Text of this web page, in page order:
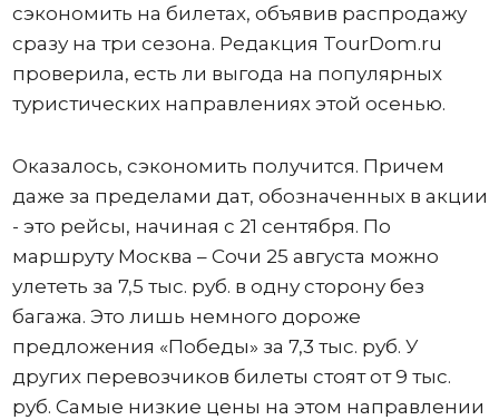
сэкономить на билетах, объявив распродажу
сразу на три сезона. Редакция TourDom.ru
проверила, есть ли выгода на популярных
туристических направлениях этой осенью.
Оказалось, сэкономить получится. Причем
даже за пределами дат, обозначенных в акции
- это рейсы, начиная с 21 сентября. По
маршруту Москва – Сочи 25 августа можно
улететь за 7,5 тыс. руб. в одну сторону без
багажа. Это лишь немного дороже
предложения «Победы» за 7,3 тыс. руб. У
других перевозчиков билеты стоят от 9 тыс.
руб. Самые низкие цены на этом направлении